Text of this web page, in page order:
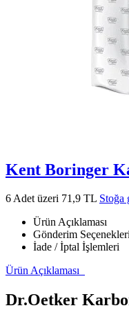
Kent Boringer
6 Adet üzeri 71,9 TL Stoğa
Ürün Açıklaması
Gönderim
İade / İptal İşlemleri
Ürün Açıklaması
Dr.Oetker